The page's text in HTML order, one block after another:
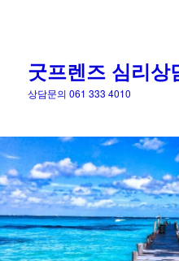
굿프렌즈 심리상
상담문의 061 333 4010